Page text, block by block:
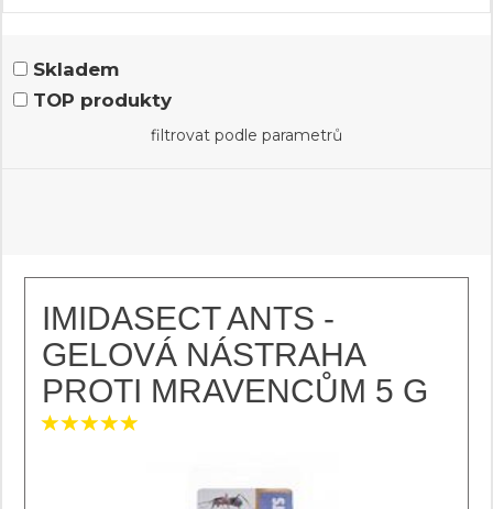
Skladem
TOP produkty
filtrovat podle parametrů
IMIDASECT ANTS -
GELOVÁ NÁSTRAHA
PROTI MRAVENCŮM 5 G